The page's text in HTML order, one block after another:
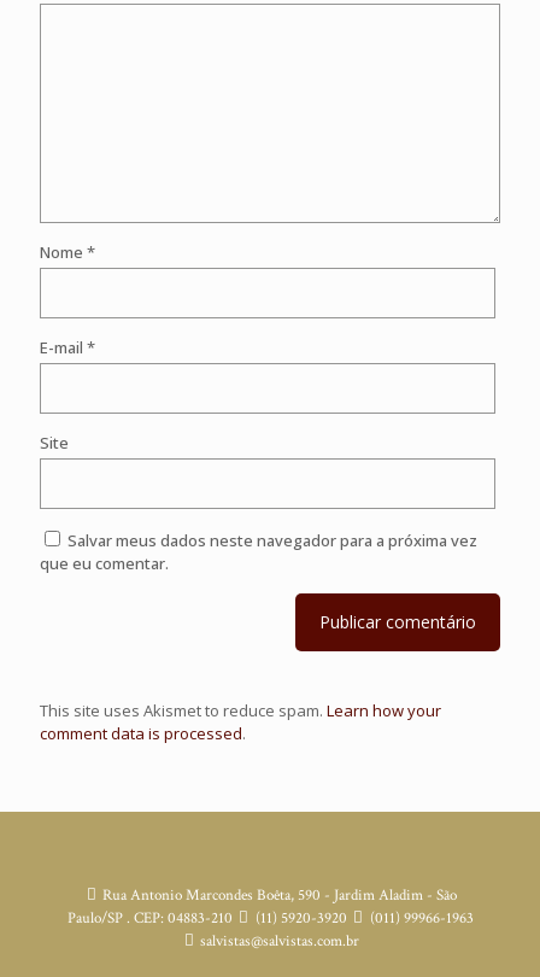
Nome *
E-mail *
Site
Salvar meus dados neste navegador para a próxima vez
que eu comentar.
This site uses Akismet to reduce spam. Learn how your
comment data is processed.
Rua Antonio Marcondes Boêta, 590 - Jardim Aladim - São
Paulo/SP . CEP: 04883-210
(11) 5920-3920
(011) 99966-1963
salvistas@salvistas.com.br